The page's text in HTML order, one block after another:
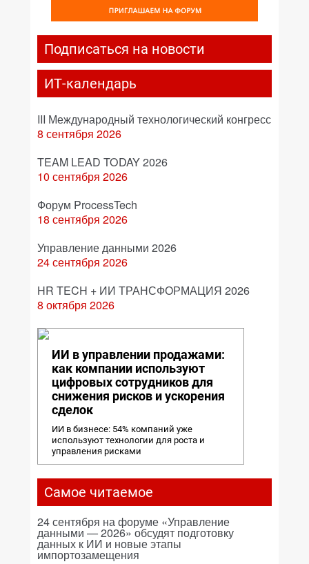
Подписаться на новости
ИТ-календарь
III Международный технологический конгресс
8 сентября 2026
TEAM LEAD TODAY 2026
10 сентября 2026
Форум ProcessTech
18 сентября 2026
Управление данными 2026
24 сентября 2026
HR TECH + ИИ ТРАНСФОРМАЦИЯ 2026
8 октября 2026
ИИ в управлении продажами:
как компании используют
цифровых сотрудников для
снижения рисков и ускорения
сделок
ИИ в бизнесе: 54% компаний уже
используют технологии для роста и
управления рисками
Самое читаемое
24 сентября на форуме «Управление
данными — 2026» обсудят подготовку
данных к ИИ и новые этапы
импортозамещения